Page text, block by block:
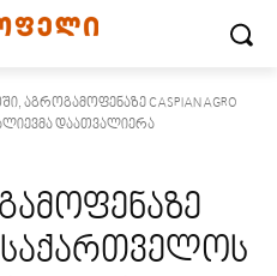
აგროგამოფენაზე CASPIAN AGRO
დაათვალიერა
საქართველოს